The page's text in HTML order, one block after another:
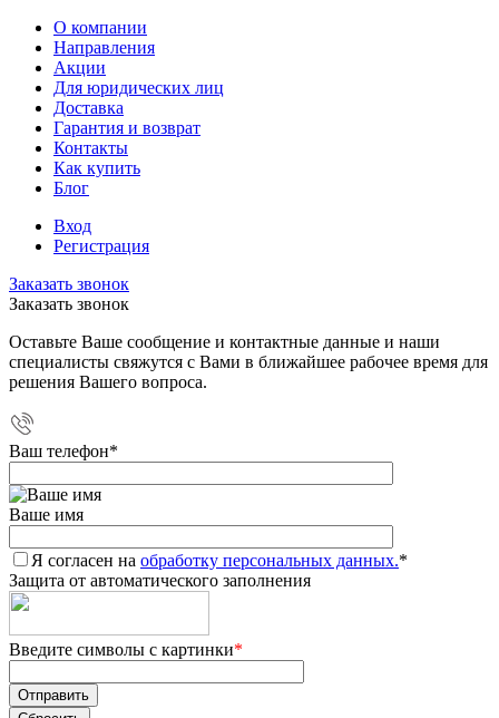
О компании
Направления
Акции
Для юридических лиц
Доставка
Гарантия и возврат
Контакты
Как купить
Блог
Вход
Регистрация
Заказать звонок
Заказать звонок
Оставьте Ваше сообщение и контактные данные и наши
специалисты свяжутся с Вами в ближайшее рабочее время для
решения Вашего вопроса.
Ваш телефон*
Ваше имя
Я согласен на обработку персональных данных.*
Защита от автоматического заполнения
Введите символы с картинки*